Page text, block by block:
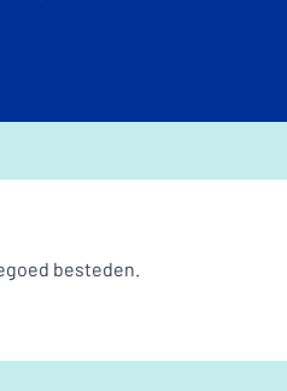
besteden.